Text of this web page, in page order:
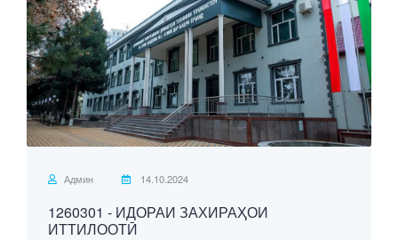
Админ 14.10.2024
1260301 - ИДОРАИ ЗАХИРАҲОИ
ИТТИЛООТӢ